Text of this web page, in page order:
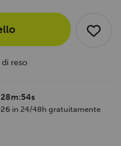
reso
in 24/48h gratuitamente